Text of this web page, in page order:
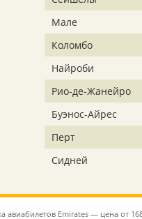
Мале
Коломбо
Найроби
Рио-де-Жанейро
Буэнос-Айрес
Перт
Сидней
авиабилетов Emirates — цена от